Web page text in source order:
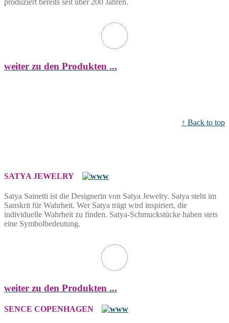
produziert bereits seit über 200 Jahren.
weiter zu den Produkten ...
↑ Back to top
SATYA JEWELRY
Satya Sainetti ist die Designerin von Satya Jewelry. Satya steht im
Sanskrit für Wahrheit. Wer Satya trägt wird inspiriert, die
individuelle Wahrheit zu finden. Satya-Schmuckstücke haben stets
eine Symbolbedeutung.
weiter zu den Produkten ...
SENCE COPENHAGEN